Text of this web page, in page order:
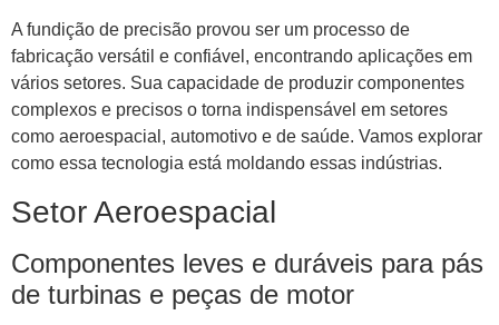
A fundição de precisão provou ser um processo de
fabricação versátil e confiável, encontrando aplicações em
vários setores. Sua capacidade de produzir componentes
complexos e precisos o torna indispensável em setores
como aeroespacial, automotivo e de saúde. Vamos explorar
como essa tecnologia está moldando essas indústrias.
Setor Aeroespacial
Componentes leves e duráveis ​​para pás
de turbinas e peças de motor